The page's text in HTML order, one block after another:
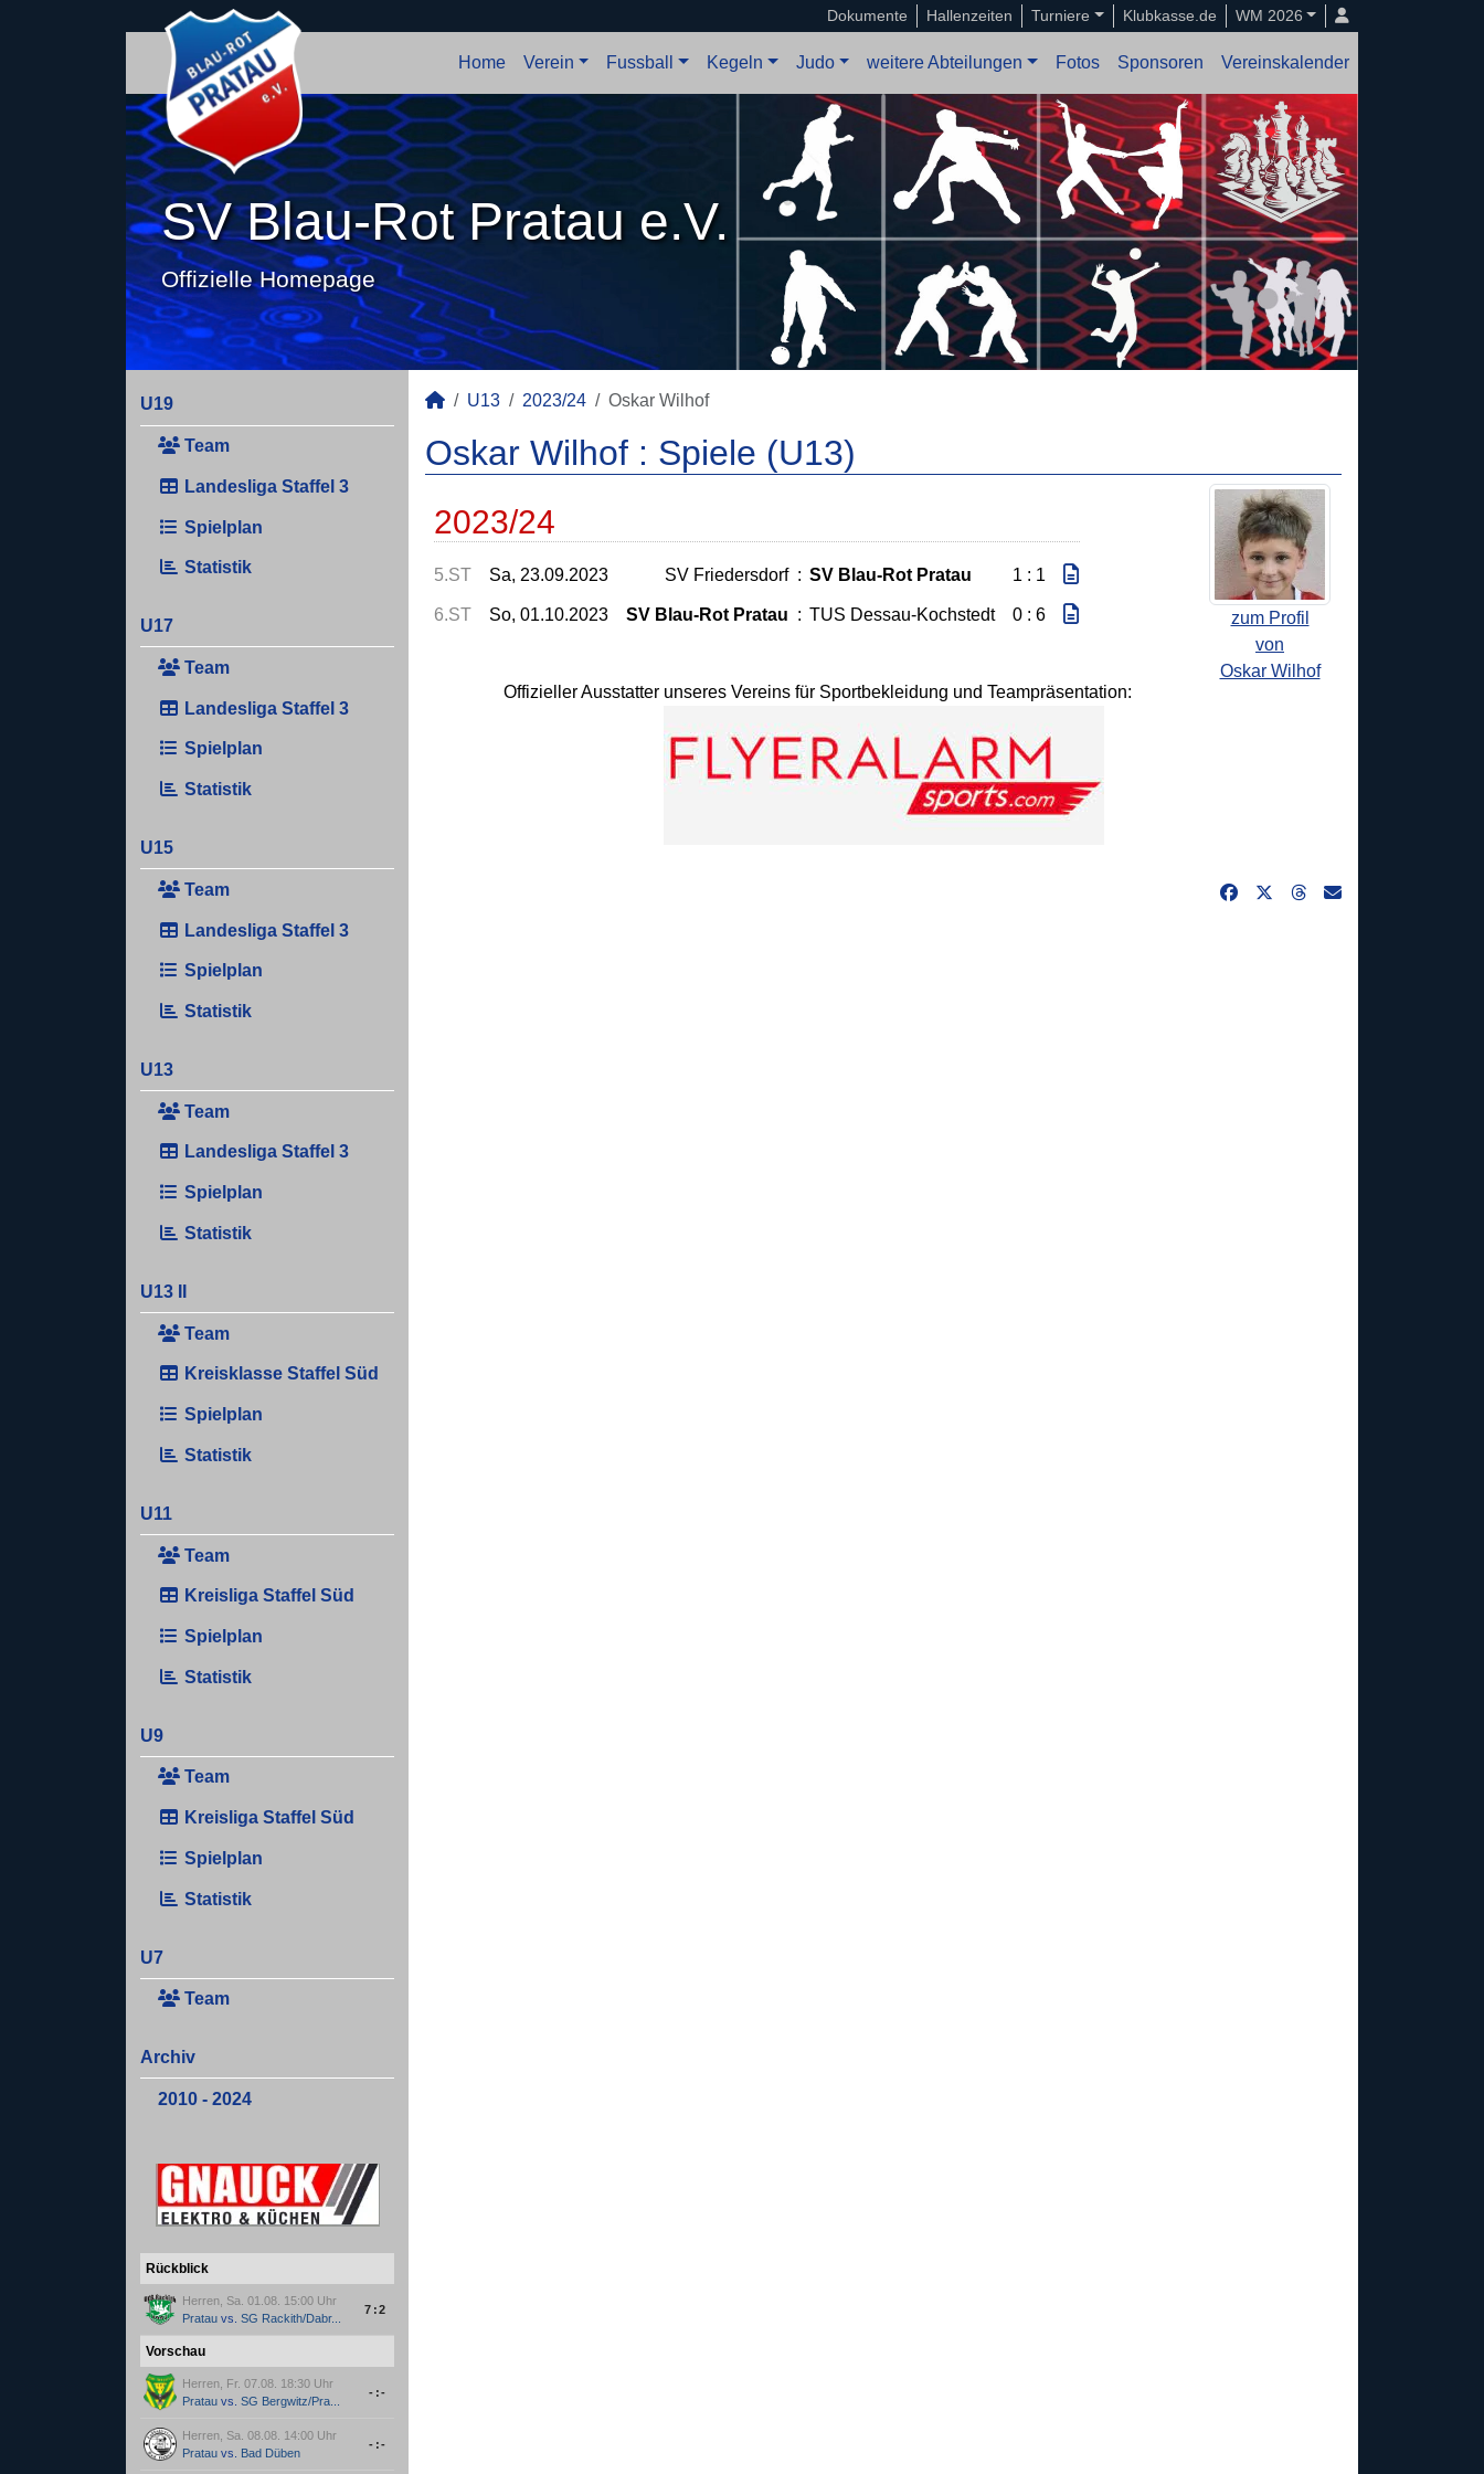
Dokumente Hallenzeiten Turniere Klubkasse.de WM 2026
Home Verein Fussball Kegeln Judo weitere Abteilungen Fotos Sponsoren Vereinskalender
SV Blau-Rot Pratau e.V.
Offizielle Homepage
U19
Team
Landesliga Staffel 3
Spielplan
Statistik
U17
Team
Landesliga Staffel 3
Spielplan
Statistik
U15
Team
Landesliga Staffel 3
Spielplan
Statistik
U13
Team
Landesliga Staffel 3
Spielplan
Statistik
U13 II
Team
Kreisklasse Staffel Süd
Spielplan
Statistik
U11
Team
Kreisliga Staffel Süd
Spielplan
Statistik
U9
Team
Kreisliga Staffel Süd
Spielplan
Statistik
U7
Team
Archiv
2010 - 2024
Rückblick
Herren, Sa. 01.08. 15:00 Uhr
Pratauvs. SG Rackith/Dabr...
7:2
Vorschau
Herren, Fr. 07.08. 18:30 Uhr
Pratauvs. SG Bergwitz/Pra...
-:-
Herren, Sa. 08.08. 14:00 Uhr
Pratauvs. Bad Düben
-:-
U13 2023/24 Oskar Wilhof
Oskar Wilhof : Spiele (U13)
zum Profil
von
Oskar Wilhof
2023/24
5.ST Sa, 23.09.2023 SV Friedersdorf : SV Blau-Rot Pratau 1 : 1
6.ST So, 01.10.2023 SV Blau-Rot Pratau : TUS Dessau-Kochstedt 0 : 6
Offizieller Ausstatter unseres Vereins für Sportbekleidung und Teampräsentation: